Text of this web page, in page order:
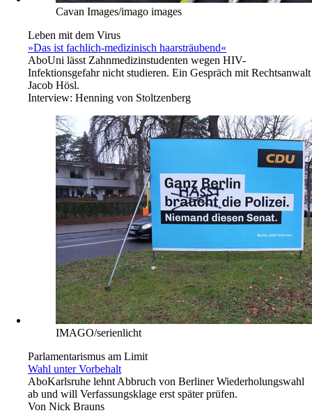
Cavan Images/imago images
Leben mit dem Virus
»Das ist fachlich-medizinisch haarsträubend«
AboUni lässt Zahnmedizinstudenten wegen HIV-
Infektionsgefahr nicht studieren. Ein Gespräch mit Rechtsanwalt
Jacob Hösl.
Interview: Henning von Stoltzenberg
IMAGO/serienlicht
Parlamentarismus am Limit
Wahl unter Vorbehalt
AboKarlsruhe lehnt Abbruch von Berliner Wiederholungswahl
ab und will Verfassungsklage erst später prüfen.
Von Nick Brauns